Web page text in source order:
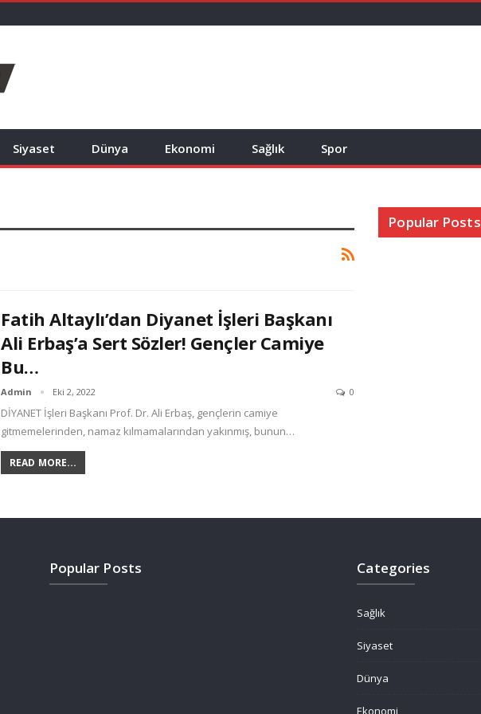
Siyaset Dünya Ekonomi Sağlık Spor
Fatih Altaylı’dan Diyanet İşleri Başkanı
Ali Erbaş’a Sert Sözler! Gençler Camiye
Bu…
Admin Eki 2, 2022 0
DİYANET İşleri Başkanı Prof. Dr. Ali Erbaş, gençlerin camiye
gitmemelerinden, namaz kılmamalarından yakınmış, bunun…
READ MORE...
Popular Posts
Popular Posts Categories
Sağlık
Siyaset
Dünya
Ekonomi